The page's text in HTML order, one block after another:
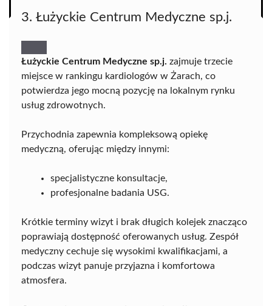
3. Łużyckie Centrum Medyczne sp.j.
Łużyckie Centrum Medyczne sp.j. zajmuje trzecie
miejsce w rankingu kardiologów w Żarach, co
potwierdza jego mocną pozycję na lokalnym rynku
usług zdrowotnych.
Przychodnia zapewnia kompleksową opiekę
medyczną, oferując między innymi:
specjalistyczne konsultacje,
profesjonalne badania USG.
Krótkie terminy wizyt i brak długich kolejek znacząco
poprawiają dostępność oferowanych usług. Zespół
medyczny cechuje się wysokimi kwalifikacjami, a
podczas wizyt panuje przyjazna i komfortowa
atmosfera.